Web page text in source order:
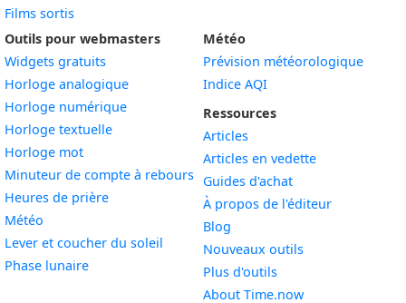
Films sortis
Outils pour webmasters
Widgets gratuits
Horloge analogiqueWidget
Horloge numériqueWidget
Horloge textuelleWidget
Horloge motWidget
Minuteur de compte à rebours Widget
Heures de prièreWidget
Météo
Lever et coucher du soleil
Phase lunaireWidget
Météo
Prévision météorologique
Indice AQI
Ressources
Articles
Articles en vedette
Guides d'achat
À propos de l'éditeur
Blog
Nouveaux outils
Plus d'outils
About Time.now